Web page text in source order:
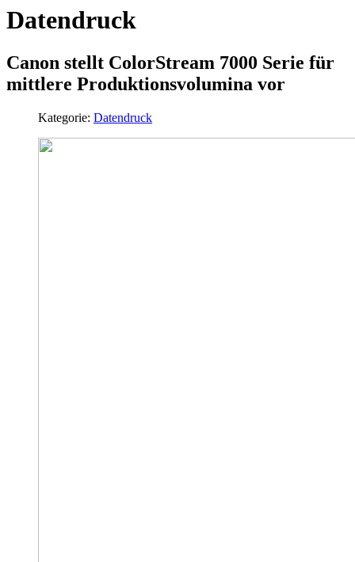
Datendruck
Canon stellt ColorStream 7000 Serie für
mittlere Produktionsvolumina vor
Kategorie: Datendruck